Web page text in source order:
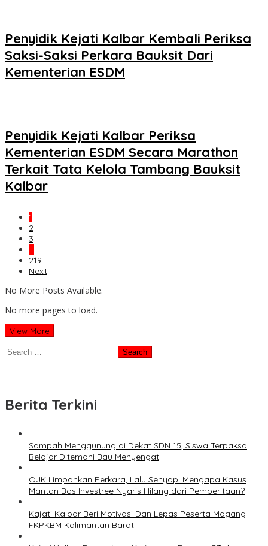
Penyidik Kejati Kalbar Kembali Periksa
Saksi-Saksi Perkara Bauksit Dari
Kementerian ESDM
Penyidik Kejati Kalbar Periksa
Kementerian ESDM Secara Marathon
Terkait Tata Kelola Tambang Bauksit
Kalbar
1
2
3
…
219
Next
No More Posts Available.
No more pages to load.
View More
Search
for:
Berita Terkini
Sampah Menggunung di Dekat SDN 15, Siswa Terpaksa
Belajar Ditemani Bau Menyengat
OJK Limpahkan Perkara, Lalu Senyap: Mengapa Kasus
Mantan Bos Investree Nyaris Hilang dari Pemberitaan?
Kajati Kalbar Beri Motivasi Dan Lepas Peserta Magang
FKPKBM Kalimantan Barat